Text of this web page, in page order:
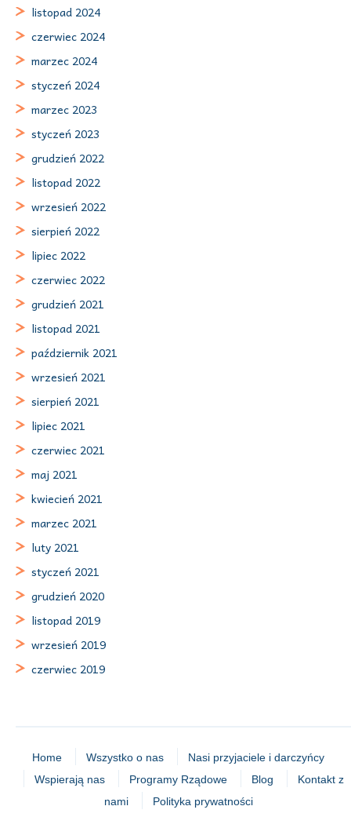
listopad 2024
czerwiec 2024
marzec 2024
styczeń 2024
marzec 2023
styczeń 2023
grudzień 2022
listopad 2022
wrzesień 2022
sierpień 2022
lipiec 2022
czerwiec 2022
grudzień 2021
listopad 2021
październik 2021
wrzesień 2021
sierpień 2021
lipiec 2021
czerwiec 2021
maj 2021
kwiecień 2021
marzec 2021
luty 2021
styczeń 2021
grudzień 2020
listopad 2019
wrzesień 2019
czerwiec 2019
Home Wszystko o nas
Nasi przyjaciele i darczyńcy
Wspierają nas
Programy Rządowe Blog
Kontakt z
nami
Polityka prywatności